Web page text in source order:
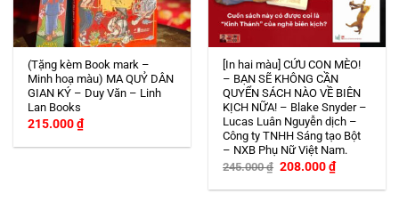
(Tặng kèm Book mark –
Minh hoạ màu) MA QUỶ DÂN
GIAN KÝ – Duy Văn – Linh
Lan Books
215.000₫
[In hai màu] CỨU CON MÈO!
– BẠN SẼ KHÔNG CẦN
QUYỂN SÁCH NÀO VỀ BIÊN
KỊCH NỮA! – Blake Snyder –
Lucas Luân Nguyễn dịch –
Công ty TNHH Sáng tạo Bột
– NXB Phụ Nữ Việt Nam.
245.000₫ Giá
là:
208.000₫Giá
hiện
tại